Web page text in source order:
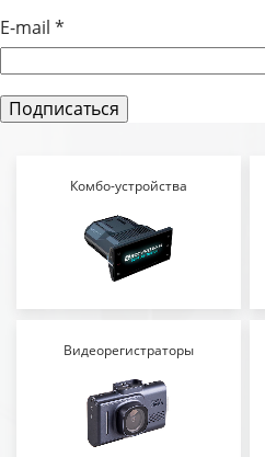
E-mail *
Комбо-устройства
Видеорегистраторы